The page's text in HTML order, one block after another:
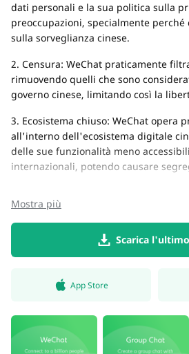
dati personali e la sua politica sulla
preoccupazioni, specialmente
sulla sorveglianza cinese.
2. Censura: WeChat praticamente
rimuovendo quelli che sono
governo cinese, limitando così la
3. Ecosistema chiuso: WeChat opera
all'interno dell'ecosistema digitale
delle sue funzionalità meno
internazionali, potendo causare
Mostra più
Scarica
App Store